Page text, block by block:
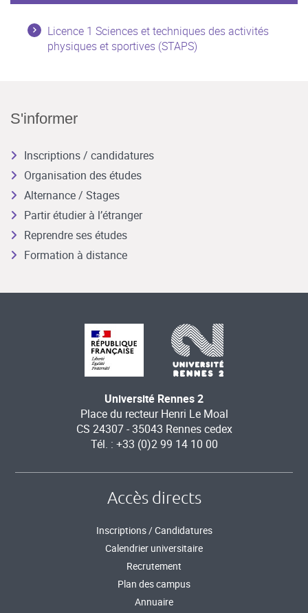
Licence 1 Sciences et techniques des activités
physiques et sportives (STAPS)
S'informer
Inscriptions / candidatures
Organisation des études
Alternance / Stages
Partir étudier à l’étranger
Reprendre ses études
Formation à distance
Université Rennes 2
Place du recteur Henri Le Moal
CS 24307 - 35043 Rennes cedex
Tél. : +33 (0)2 99 14 10 00
Accès directs
Inscriptions / Candidatures
Calendrier universitaire
Recrutement
Plan des campus
Annuaire